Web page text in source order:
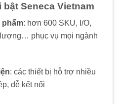
Seneca Vietnam
phẩm: hơn 600 SKU, I/O,
phục vụ mọi ngành
: các thiết bị hỗ trợ nhiều
dễ kết nối